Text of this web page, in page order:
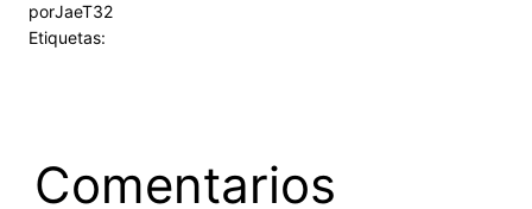
porJaeT32
Etiquetas:
Comentarios